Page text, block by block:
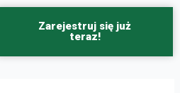
Zarejestruj się już
teraz!